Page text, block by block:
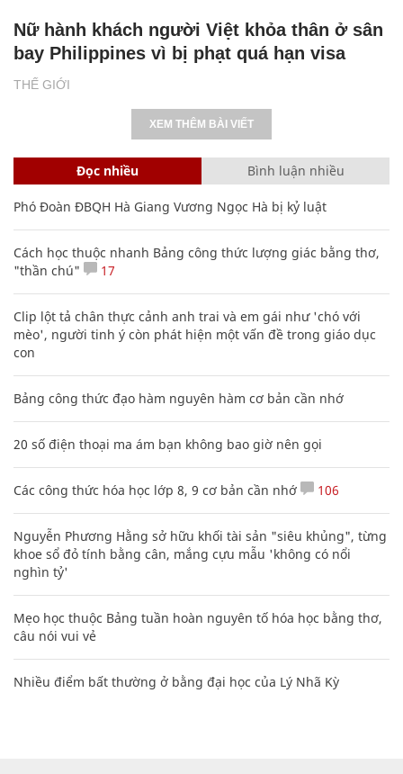
THẾ GIỚI
Nữ hành khách người Việt khỏa thân ở sân
bay Philippines vì bị phạt quá hạn visa
XEM THÊM BÀI VIẾT
Đọc nhiều Bình luận nhiều
Phó Đoàn ĐBQH Hà Giang Vương Ngọc Hà bị kỷ luật
Cách học thuộc nhanh Bảng công thức lượng giác bằng thơ,
"thần chú"
17
Clip lột tả chân thực cảnh anh trai và em gái như 'chó với
mèo', người tinh ý còn phát hiện một vấn đề trong giáo dục
con
Bảng công thức đạo hàm nguyên hàm cơ bản cần nhớ
20 số điện thoại ma ám bạn không bao giờ nên gọi
Các công thức hóa học lớp 8, 9 cơ bản cần nhớ 106
Nguyễn Phương Hằng sở hữu khối tài sản "siêu khủng", từng
khoe sổ đỏ tính bằng cân, mắng cựu mẫu 'không có nổi
nghìn tỷ'
Mẹo học thuộc Bảng tuần hoàn nguyên tố hóa học bằng thơ,
câu nói vui vẻ
Nhiều điểm bất thường ở bằng đại học của Lý Nhã Kỳ